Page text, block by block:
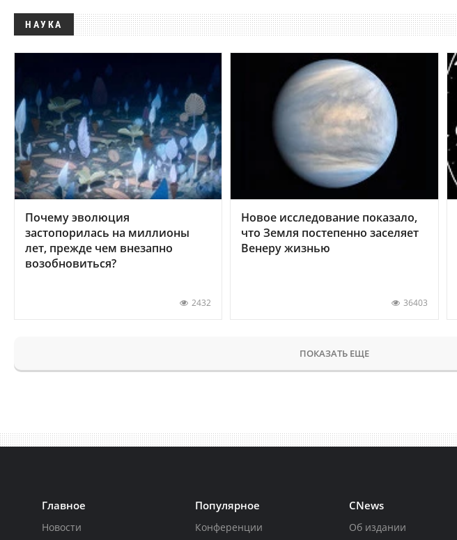
НАУКА
Почему эволюция
застопорилась на миллионы
лет, прежде чем внезапно
возобновиться?
2432
Новое исследование показало,
что Земля постепенно заселяет
Венеру жизнью
36403
ПОКАЗАТЬ ЕЩЕ
Главное
Новости
Популярное
Конференции
CNews
Об издании